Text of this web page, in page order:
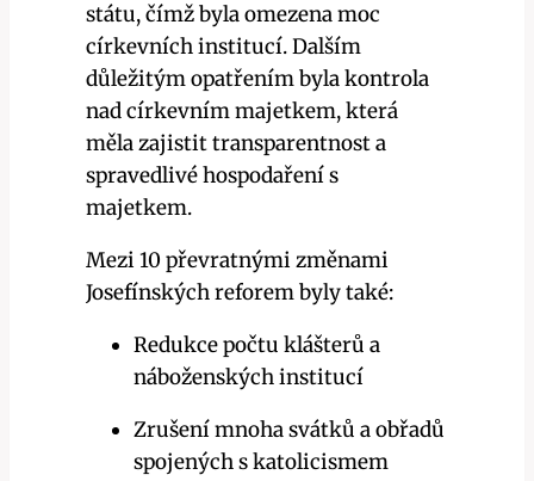
státu, čímž byla omezena moc
církevních institucí. Dalším
důležitým opatřením byla kontrola
nad církevním majetkem, která
měla zajistit transparentnost a
spravedlivé hospodaření s
majetkem.
Mezi 10 převratnými změnami
Josefínských reforem byly také:
Redukce počtu klášterů a
náboženských institucí
Zrušení mnoha svátků a obřadů
spojených s katolicismem